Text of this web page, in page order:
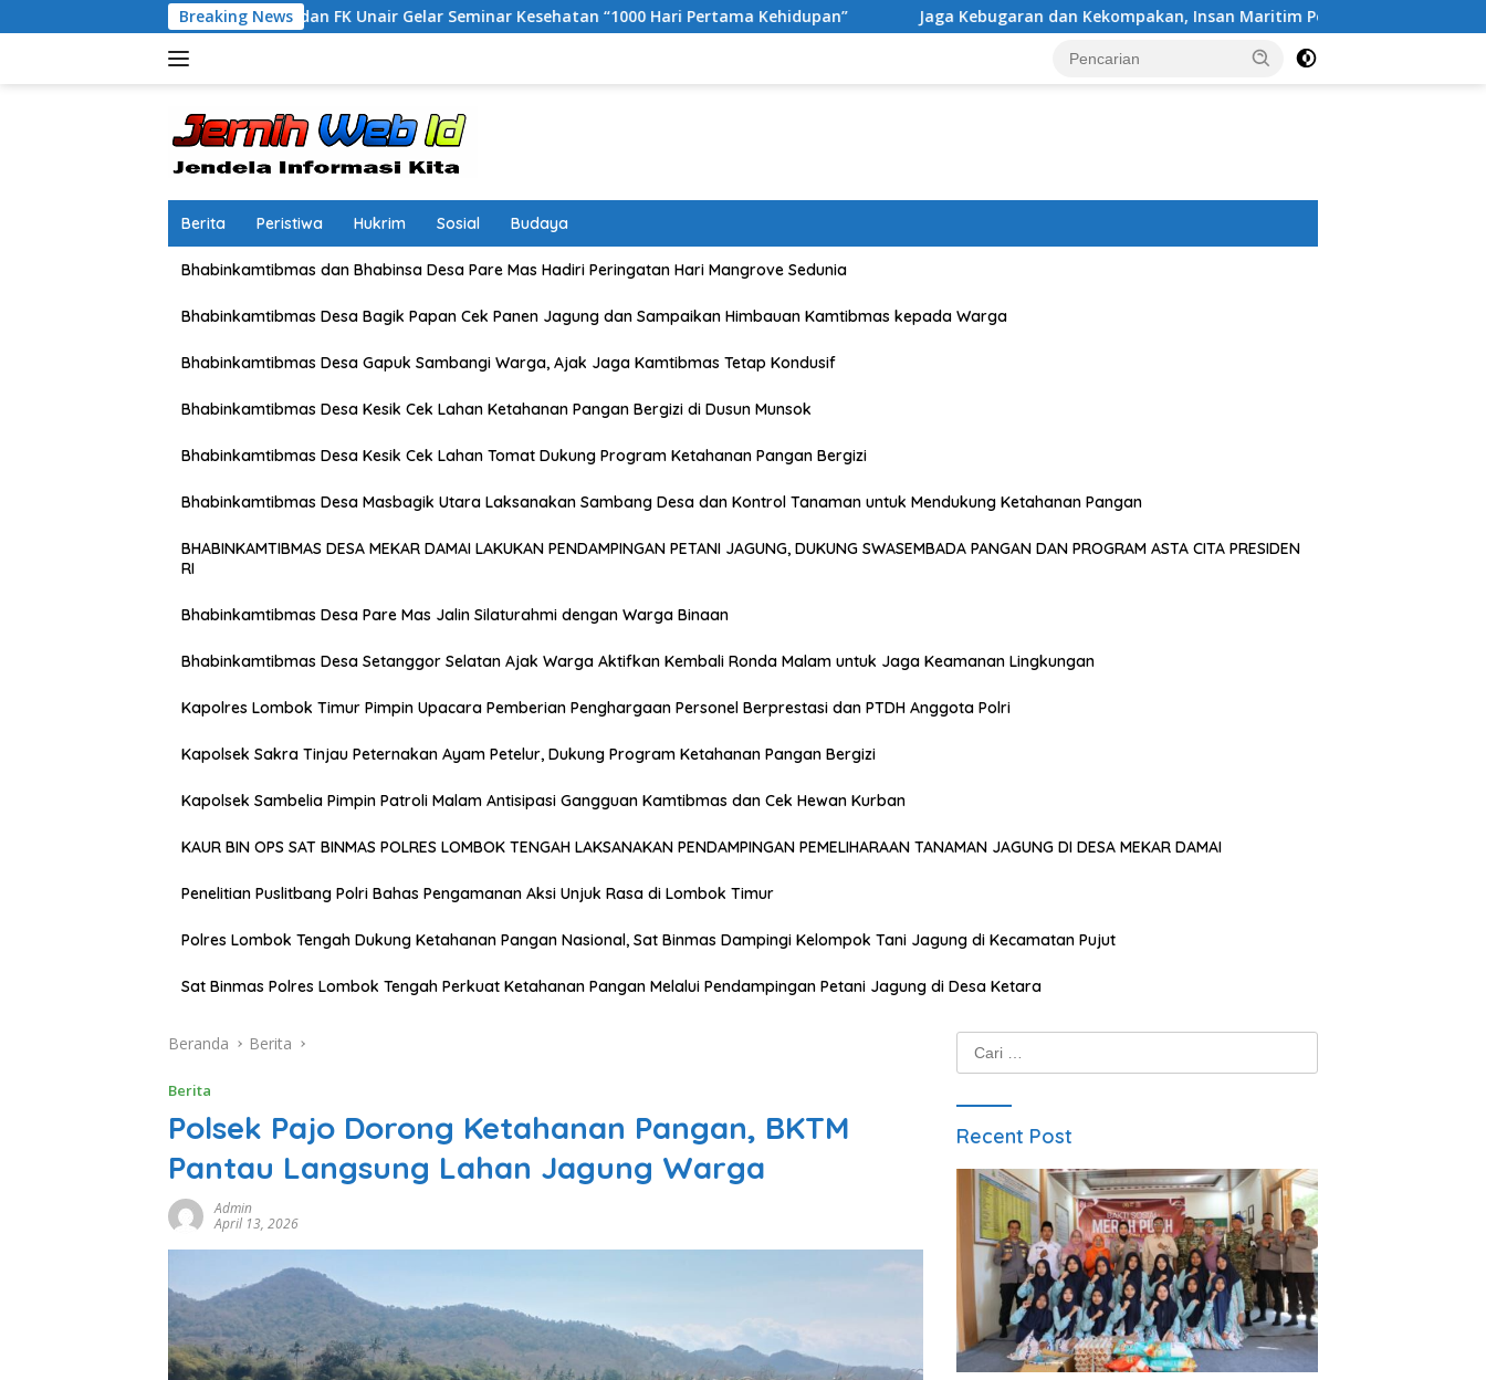
ke
Breaking News
Polres dan FK Unair Gelar Seminar Kesehatan “1000 Hari Pertama Kehidupan” Jaga Kebugaran dan Kekompakan, Insan Maritim Pelabuhan Bima Gelar Senam Bersama
Berita Peristiwa Hukrim Sosial Budaya
Bhabinkamtibmas dan Bhabinsa Desa Pare Mas Hadiri Peringatan Hari Mangrove Sedunia
Bhabinkamtibmas Desa Bagik Papan Cek Panen Jagung dan Sampaikan Himbauan Kamtibmas kepada Warga
Bhabinkamtibmas Desa Gapuk Sambangi Warga, Ajak Jaga Kamtibmas Tetap Kondusif
Bhabinkamtibmas Desa Kesik Cek Lahan Ketahanan Pangan Bergizi di Dusun Munsok
Bhabinkamtibmas Desa Kesik Cek Lahan Tomat Dukung Program Ketahanan Pangan Bergizi
Bhabinkamtibmas Desa Masbagik Utara Laksanakan Sambang Desa dan Kontrol Tanaman untuk Mendukung Ketahanan Pangan
BHABINKAMTIBMAS DESA MEKAR DAMAI LAKUKAN PENDAMPINGAN PETANI JAGUNG, DUKUNG SWASEMBADA PANGAN DAN PROGRAM ASTA CITA PRESIDEN
RI
Bhabinkamtibmas Desa Pare Mas Jalin Silaturahmi dengan Warga Binaan
Bhabinkamtibmas Desa Setanggor Selatan Ajak Warga Aktifkan Kembali Ronda Malam untuk Jaga Keamanan Lingkungan
Kapolres Lombok Timur Pimpin Upacara Pemberian Penghargaan Personel Berprestasi dan PTDH Anggota Polri
Kapolsek Sakra Tinjau Peternakan Ayam Petelur, Dukung Program Ketahanan Pangan Bergizi
Kapolsek Sambelia Pimpin Patroli Malam Antisipasi Gangguan Kamtibmas dan Cek Hewan Kurban
KAUR BIN OPS SAT BINMAS POLRES LOMBOK TENGAH LAKSANAKAN PENDAMPINGAN PEMELIHARAAN TANAMAN JAGUNG DI DESA MEKAR DAMAI
Penelitian Puslitbang Polri Bahas Pengamanan Aksi Unjuk Rasa di Lombok Timur
Polres Lombok Tengah Dukung Ketahanan Pangan Nasional, Sat Binmas Dampingi Kelompok Tani Jagung di Kecamatan Pujut
Sat Binmas Polres Lombok Tengah Perkuat Ketahanan Pangan Melalui Pendampingan Petani Jagung di Desa Ketara
Beranda Berita
Berita
Polsek Pajo Dorong Ketahanan Pangan, BKTM
Pantau Langsung Lahan Jagung Warga
Admin
April 13, 2026
Cari
untuk:
Recent Post